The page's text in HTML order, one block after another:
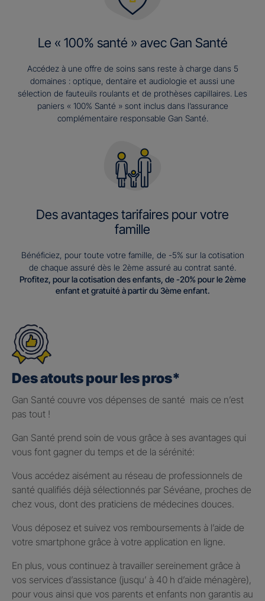
Le « 100% santé » avec Gan Santé
Accédez à une offre de soins sans reste à charge dans 5
domaines : optique, dentaire et audiologie et aussi une
sélection de fauteuils roulants et de prothèses capillaires. Les
paniers « 100% Santé » sont inclus dans l’assurance
complémentaire responsable Gan Santé.
Des avantages tarifaires pour votre
famille
Bénéficiez, pour toute votre famille, de -5% sur la cotisation
de chaque assuré dès le 2ème assuré au contrat santé.
Profitez, pour la cotisation des enfants, de -20% pour le 2ème
enfant et gratuité à partir du 3ème enfant.
Des atouts pour les pros*
Gan Santé couvre vos dépenses de santé mais ce n’est
pas tout !
Gan Santé prend soin de vous grâce à ses avantages qui
vous font gagner du temps et de la sérénité:
Vous accédez aisément au réseau de professionnels de
santé qualifiés déjà sélectionnés par Sévéane, proches de
chez vous, dont des praticiens de médecines douces.
Vous déposez et suivez vos remboursements à l’aide de
votre smartphone grâce à votre application en ligne.
En plus, vous continuez à travailler sereinement grâce à
vos services d’assistance (jusqu’ à 40 h d’aide ménagère),
pour vous ainsi que vos parents et enfants non garantis au